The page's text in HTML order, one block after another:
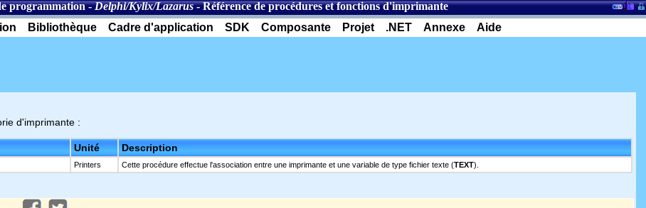
programmation-Delphi/Kylix/Lazarus-Référence de procédures et fonctions d'imprimante
Bibliothèque Cadre d'application SDK Composante Projet .NET Annexe Aide
d'imprimante :
Unité Description
Printers Cette procédure effectue l'association entre une imprimante et une variable de type fichier texte (TEXT).